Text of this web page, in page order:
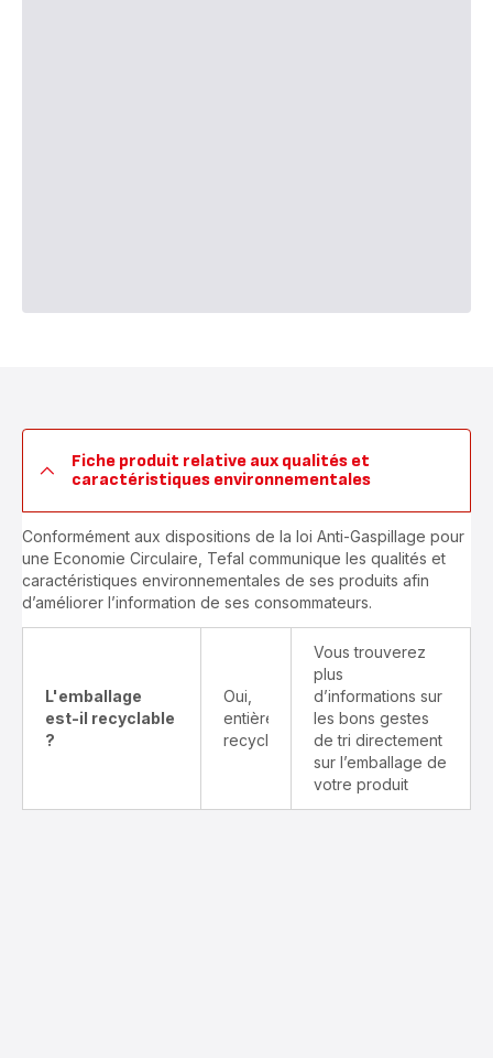
Fiche produit relative aux qualités et
caractéristiques environnementales
Conformément aux dispositions de la loi Anti-Gaspillage pour
une Economie Circulaire, Tefal communique les qualités et
caractéristiques environnementales de ses produits afin
d’améliorer l’information de ses consommateurs.
L'emballage
est-il recyclable
?
Oui,
entièrement
recyclable
Vous trouverez
plus
d’informations sur
les bons gestes
de tri directement
sur l’emballage de
votre produit